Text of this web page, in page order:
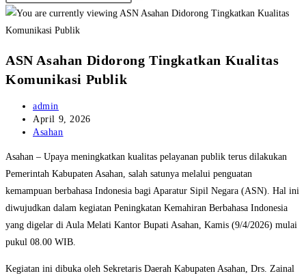
ASN Asahan Didorong Tingkatkan Kualitas
Komunikasi Publik
Post
author:
admin
Post
published:
April 9, 2026
Post
Asahan
Asahan – Upaya meningkatkan kualitas pelayanan publik terus dilakukan
Pemerintah Kabupaten Asahan, salah satunya melalui penguatan
kemampuan berbahasa Indonesia bagi Aparatur Sipil Negara (ASN). Hal ini
diwujudkan dalam kegiatan Peningkatan Kemahiran Berbahasa Indonesia
yang digelar di Aula Melati Kantor Bupati Asahan, Kamis (9/4/2026) mulai
pukul 08.00 WIB.
Kegiatan ini dibuka oleh Sekretaris Daerah Kabupaten Asahan, Drs. Zainal